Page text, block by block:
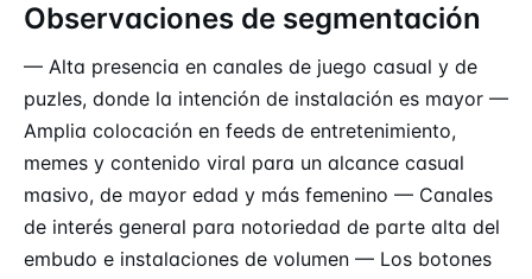
Observaciones de segmentación
— Alta presencia en canales de juego casual y de
puzles, donde la intención de instalación es mayor —
Amplia colocación en feeds de entretenimiento,
memes y contenido viral para un alcance casual
masivo, de mayor edad y más femenino — Canales
de interés general para notoriedad de parte alta del
embudo e instalaciones de volumen — Los botones